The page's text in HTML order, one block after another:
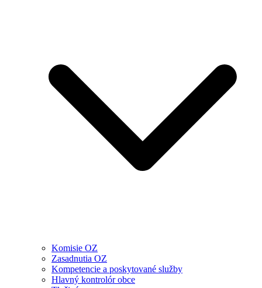
Komisie OZ
Zasadnutia OZ
Kompetencie a poskytované služby
Hlavný kontrolór obce